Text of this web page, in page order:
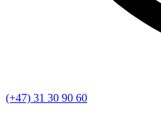
(+47) 31 30 90 60